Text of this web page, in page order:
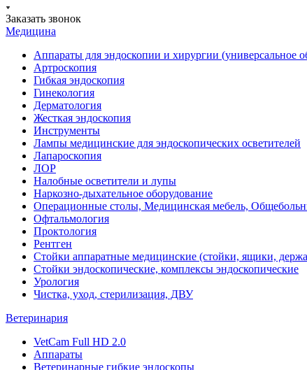
Заказать звонок
Медицина
Аппараты для эндоскопии и хирургии (универсальное
Артроскопия
Гибкая эндоскопия
Гинекология
Дерматология
Жесткая эндоскопия
Инструменты
Лампы медицинские для эндоскопических осветителей
Лапароскопия
ЛОР
Налобные осветители и лупы
Наркозно-дыхательное оборудование
Операционные столы, Медицинская мебель,
Офтальмология
Проктология
Рентген
Стойки аппаратные медицинские (стойки, ящики,
Стойки эндоскопические, комплексы эндоскопические
Урология
Чистка, уход, стерилизация, ДВУ
Ветеринария
VetCam Full HD 2.0
Аппараты
Ветеринарные гибкие эндоскопы